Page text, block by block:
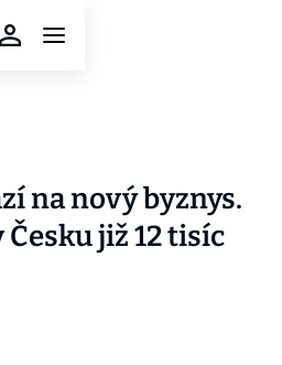
na nový byznys.
již 12 tisíc